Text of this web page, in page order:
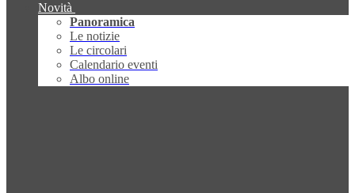
Novità
Panoramica
Le notizie
Le circolari
Calendario eventi
Albo online